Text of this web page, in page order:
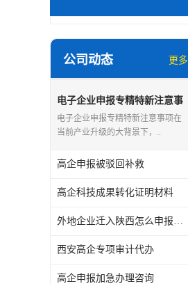
公司动态 更多
电子企业申报专精特新注意事
项
电子企业申报专精特新注意事项在
当前产业升级的大背景下，..
高企申报被驳回补救
高企科技成果转化证明材料
外地企业迁入陕西怎么申报专精特新
西安高企专项审计代办
高企申报加急办理咨询